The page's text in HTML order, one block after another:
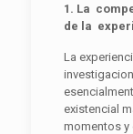
1. La
de la
La
existencial
momentos y